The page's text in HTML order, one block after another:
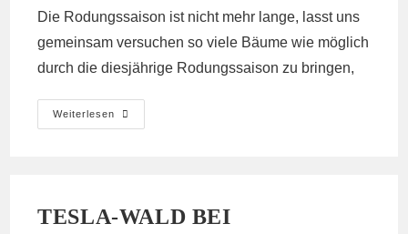
Die Rodungssaison ist nicht mehr lange, lasst uns
gemeinsam versuchen so viele Bäume wie möglich
durch die diesjährige Rodungssaison zu bringen,
Weiterlesen
Sponti
Frühstück
TESLA-WALD BEI